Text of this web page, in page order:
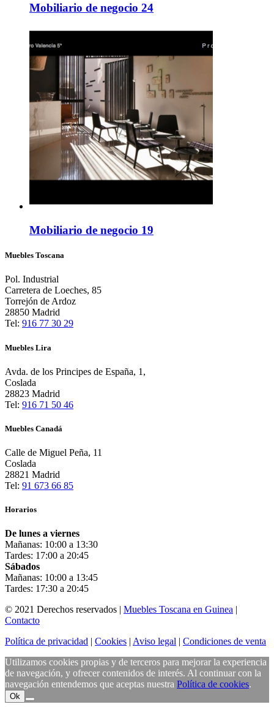
Mobiliario de negocio 24
Mobiliario de negocio 19
Muebles Toscana
Pol. Industrial
Carretera de Loeches, 85
Torrejón de Ardoz
28850 Madrid
Tel: 916 77 30 29
Muebles Lira
Avda. de los Principes de España, 1,
Coslada
28823 Madrid
Tel: 916 71 50 46
Muebles Canadá
Calle de Miguel Peña, 11
Coslada
28821 Madrid
Tel: 91 673 66 85
Horarios
De lunes a viernes
Mañanas: 10:00 a 13:30
Tardes: 17:00 a 20:45
Sábados
Mañanas: 10:00 a 13:45
Tardes: 17:30 a 20:45
© 2021 Derechos reservados | Muebles Toscana en Guinea |
Contacto
Política de privacidad | Cookies | Aviso legal | Condiciones de venta
Utilizamos cookies propias y de terceros para mejorar la experiencia
de navegación, y ofrecer contenidos de interés. Al continuar con la
navegación entendemos que aceptas nuestra Política de cookies.
Ok